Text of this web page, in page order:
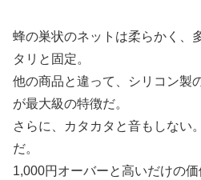
蜂の巣状のネットは柔らかく、
タリと固定。
他の商品と違って、シリコン製
が最大級の特徴だ。
さらに、カタカタと音もしない
だ。
1,000円オーバーと高いだけの価